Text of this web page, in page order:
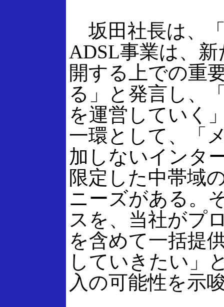
坂田社長は、
ADSL事業は、
開する上での重
る」と発言し、
を運営していく
一環として、「
加しないインタ
限定した中帯域
ニーズがある。
スを、当社がプ
を含めて一括提
していきたい」
入の可能性を示